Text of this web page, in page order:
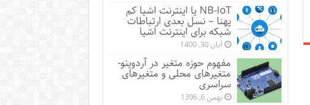
NB-IoT یا اینترنت اشیا کم
پهنا – نسل بعدی ارتباطات
شبکه برای اینترنت اشیا
آبان 30, 1400
مفهوم حوزه متغیر در آردوینو-
متغیرهای محلی و متغیرهای
سراسری
بهمن 6, 1396